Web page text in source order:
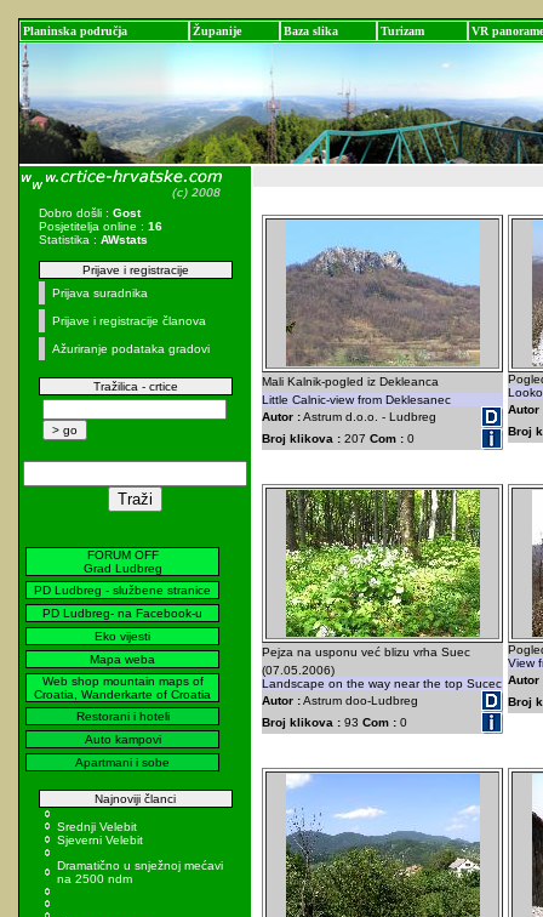
Planinska područja Županije Baza slika Turizam VR panorame
Dobro došli : Gost
Posjetitelja online : 16
Statistika : AWstats
Prijave i registracije
Prijava suradnika
Prijave i registracije članova
Ažuriranje podataka gradovi
Tražilica - crtice
FORUM OFF
Grad Ludbreg
PD Ludbreg - službene stranice
PD Ludbreg- na Facebook-u
Eko vijesti
Mapa weba
Web shop mountain maps of
Croatia, Wanderkarte of Croatia
Restorani i hoteli
Auto kampovi
Apartmani i sobe
Najnoviji članci
Srednji Velebit
Sjeverni Velebit
Dramatično u snježnoj mećavi
na 2500 ndm
Mali Kalnik-pogled iz Dekleanca
Little Calnic-view from Deklesanec
Autor :Astrum d.o.o. - Ludbreg
Broj klikova : 207 Com : 0
Autor
Broj
Pejza na usponu već blizu vrha Suec
(07.05.2006)
Landscape on the way near the top Sucec
Autor :Astrum doo-Ludbreg
Broj klikova : 93 Com : 0
View
Autor
Broj